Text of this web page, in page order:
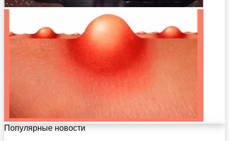
Популярные новости